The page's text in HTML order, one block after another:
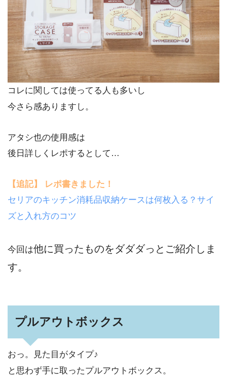
コレに関しては使ってる人も多いし
今さら感ありますし。
アタシ也の使用感は
後日詳しくレポするとして…
【追記】 レポ書きました！
セリアのキッチン消耗品収納ケースは何枚入る？サイ
ズと入れ方のコツ
今回は他に買ったものをダダダっとご紹介しま
す。
プルアウトボックス
おっ。見た目がタイプ♪
と思わず手に取ったプルアウトボックス。